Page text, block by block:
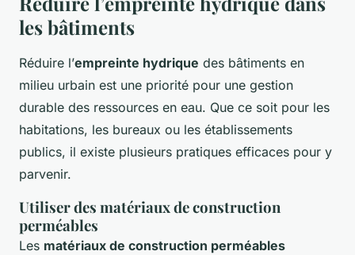
les bâtiments
Réduire l’empreinte hydrique des bâtiments en
milieu urbain est une priorité pour une gestion
durable des ressources en eau. Que ce soit pour les
habitations, les bureaux ou les établissements
publics, il existe plusieurs pratiques efficaces pour y
parvenir.
Utiliser des matériaux de construction
perméables
Les matériaux de construction perméables